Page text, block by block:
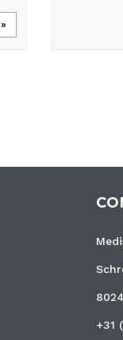
+31